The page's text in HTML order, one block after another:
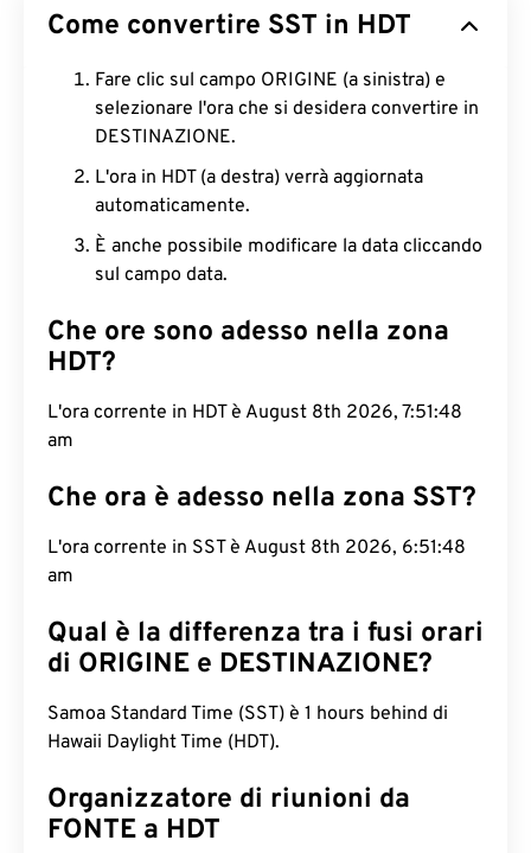
Come convertire SST in HDT
Fare clic sul campo ORIGINE (a sinistra) e
selezionare l'ora che si desidera convertire in
DESTINAZIONE.
L'ora in HDT (a destra) verrà aggiornata
automaticamente.
È anche possibile modificare la data cliccando
sul campo data.
Che ore sono adesso nella zona
HDT?
L'ora corrente in HDT è August 8th 2026, 7:51:49
am
Che ora è adesso nella zona SST?
L'ora corrente in SST è August 8th 2026, 6:51:49
am
Qual è la differenza tra i fusi orari
di ORIGINE e DESTINAZIONE?
Samoa Standard Time (SST) è 1 hours behind di
Hawaii Daylight Time (HDT).
Organizzatore di riunioni da
FONTE a HDT